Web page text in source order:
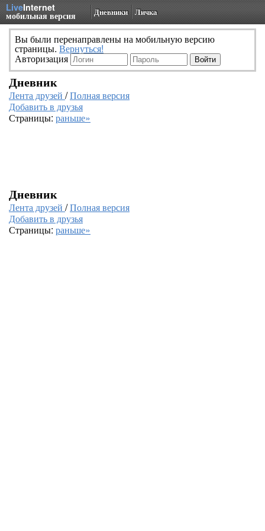
LiveInternet
мобильная версия Дневники Личка
Вы были перенаправлены на мобильную версию
страницы. Вернуться!
Авторизация
Дневник
Лента друзей /Полная версия
Добавить в друзья
Страницы: раньше»
Дневник
Лента друзей /Полная версия
Добавить в друзья
Страницы: раньше»